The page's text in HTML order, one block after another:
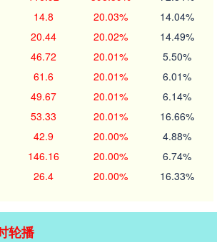
14.8 20.03% 14.04%
20.44 20.02% 14.49%
46.72 20.01% 5.50%
61.6 20.01% 6.01%
49.67 20.01% 6.14%
53.33 20.01% 16.66%
42.9 20.00% 4.88%
146.16 20.00% 6.74%
26.4 20.00% 16.33%
轮播